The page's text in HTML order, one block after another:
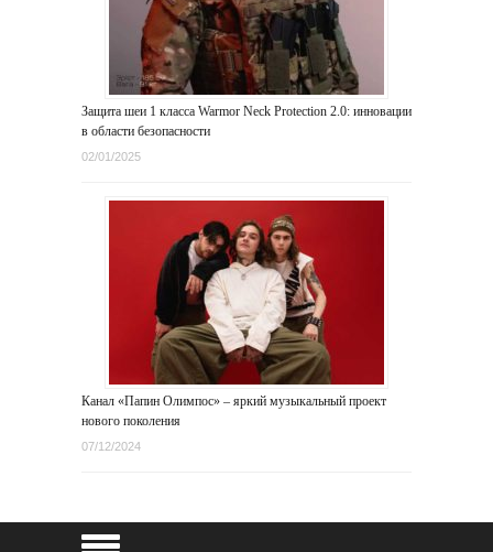
Защита шеи 1 класса Warmor Neck Protection 2.0: инновации
в области безопасности
02/01/2025
Канал «Папин Олимпос» – яркий музыкальный проект
нового поколения
07/12/2024